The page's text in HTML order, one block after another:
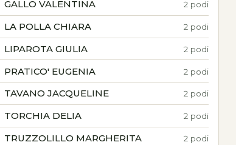
GALLO VALENTINA 2 podi
LA POLLA CHIARA 2 podi
LIPAROTA GIULIA 2 podi
PRATICO' EUGENIA 2 podi
TAVANO JACQUELINE 2 podi
TORCHIA DELIA 2 podi
TRUZZOLILLO MARGHERITA 2 podi